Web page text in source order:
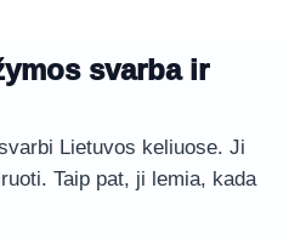
svarba ir
Lietuvos keliuose. Ji
Taip pat, ji lemia, kada